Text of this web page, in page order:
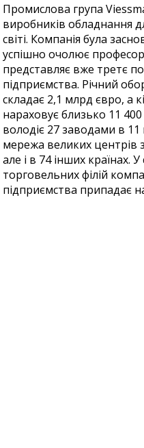
Промислова група
виробників обладнання
світі. Компанія була
успішно очолює
представляє вже третє
підприємства. Річний
складає 2,1 млрд євро, а
нараховує близько 11
володіє 27 заводами в 11
мережа великих центрів
але і в 74 інших країнах.
торговельних філій
підприємства припадає